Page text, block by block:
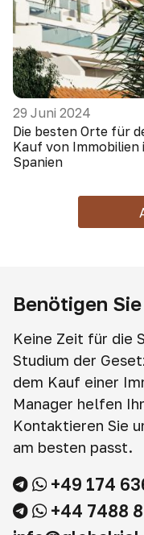
29 Juni 2024
Die besten Orte für
Kauf von Immobilien
Spanien
Benötigen
Keine Zeit für die
Studium der
dem Kauf einer
Manager helfen
Kontaktieren Sie
am besten passt.
+49 174
+44 7488